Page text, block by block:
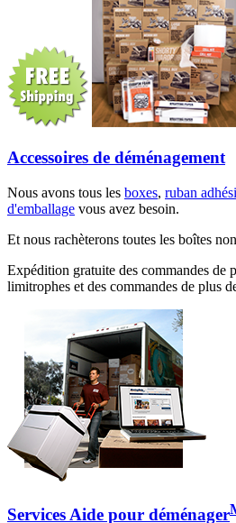
Accessoires de déménagement
Nous avons tous les boxes, ruban
d'emballage vous avez besoin.
Et nous rachèterons toutes les boîtes
Expédition gratuite des commandes de
limitrophes et des commandes de plus
Services Aide pour déménager